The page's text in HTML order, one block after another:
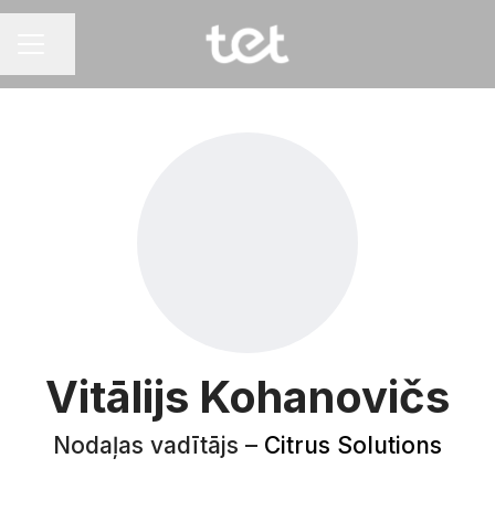
Vitālijs Kohanovičs
Nodaļas vadītājs – Citrus Solutions